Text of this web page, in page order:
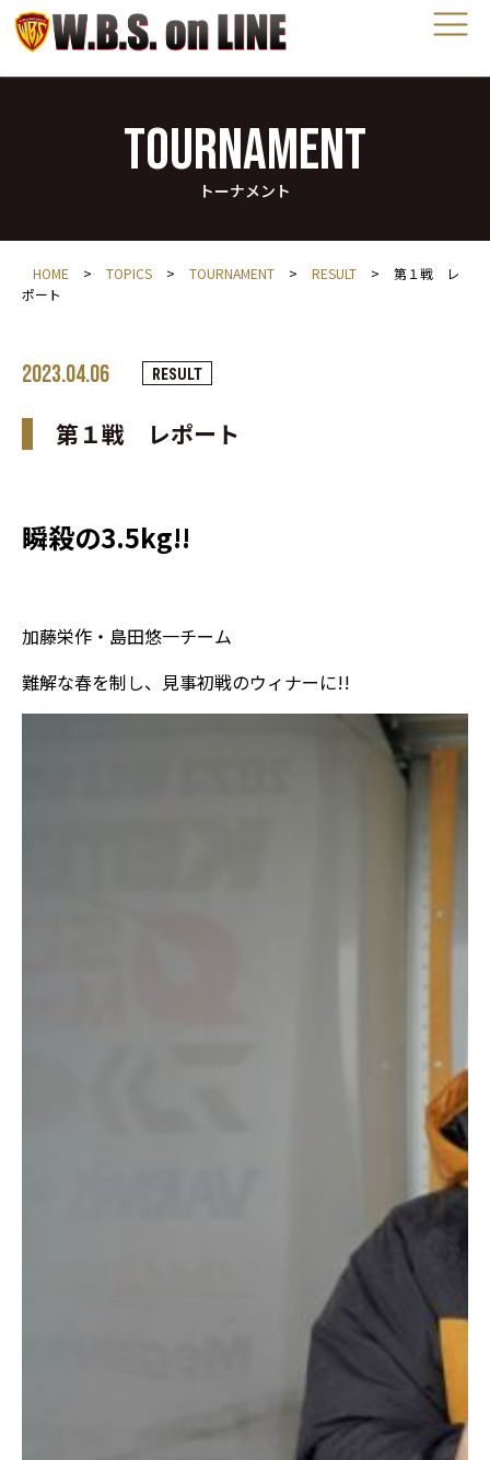
TOURNAMENT
トーナメント
HOME > TOPICS > TOURNAMENT > RESULT >
第１戦 レ
ポート
2023.04.06 RESULT
第１戦 レポート
瞬殺の3.5kg!!
加藤栄作・島田悠一チーム
難解な春を制し、見事初戦のウィナーに!!